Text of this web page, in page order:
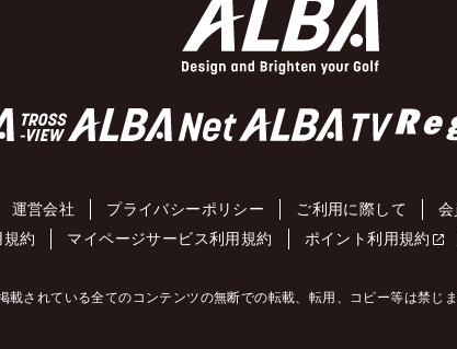
運営会社 プライバシーポリシー ご利用に際して 会
約
マイページサービス利用規約 ポイント利用規約
載されている全てのコンテンツの無断での転載、転用、コピー等は禁じ